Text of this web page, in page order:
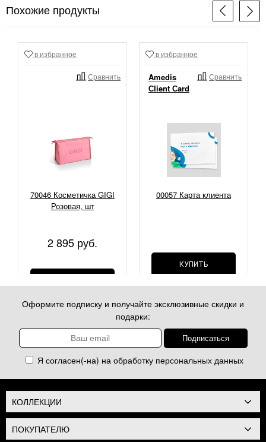
Похожие продукты
в избранное
Сравнить
70046 Косметичка GIGI
Розовая, шт
2 895 руб.
в избранное
Сравнить
Amedis
Сlient Сard
00057 Карта клиента
КУПИТЬ
Оформите подписку и получайте эксклюзивные скидки и
подарки:
Я согласен(-на) на обработку персональных данных
КОЛЛЕКЦИИ
ПОКУПАТЕЛЮ